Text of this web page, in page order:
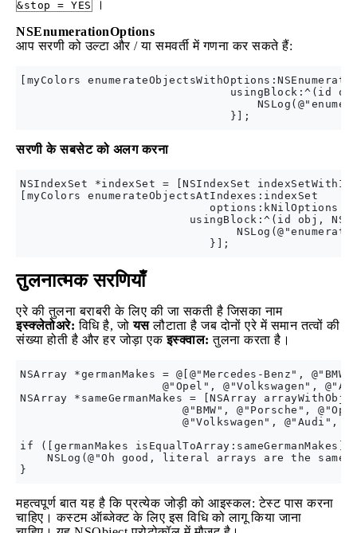
&stop = YES
।
NSEnumerationOptions
आप सरणी को उल्टा और / या समवर्ती में गणना कर सकते हैं:
[myColors
usingBlock:^(id
सरणी के सबसेट को अलग करना
NSIndexSet *indexSet = [NSIndexSet
[myColors enumerateObjectsAtIndexes:indexSet
                            options:kNilOptions
usingBlock:^(id obj,
तुलनात्मक सरणियाँ
एरे की तुलना बराबरी के लिए की जा सकती है जिसका नाम
इस्क्लेतोअरे: विधि है, जोयसलौटाता है जब दोनों एरे में समान तत्वों की
संख्या होती है और हर जोड़ा एकइस्क्वाल: तुलना करता है।
NSArray *germanMakes = @[@"Mercedes-Benz",
@"Opel", @"Volkswagen",
NSArray *sameGermanMakes = [NSArray
@"BMW", @"Porsche",
@"Volkswagen", @"Audi",
if ([germanMakes
NSLog(@"Oh good, literal arrays are the same
महत्वपूर्ण बात यह है कि प्रत्येक जोड़ी को आइस्कल: टेस्ट पास करना
चाहिए। कस्टम ऑब्जेक्ट के लिए इस विधि को लागू किया जाना